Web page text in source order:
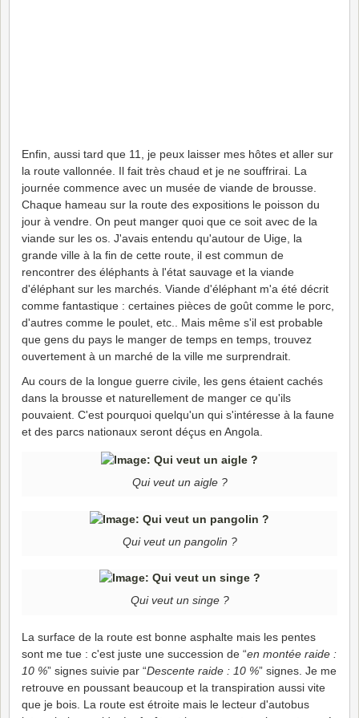
Enfin, aussi tard que 11, je peux laisser mes hôtes et aller sur
la route vallonnée. Il fait très chaud et je ne souffrirai. La
journée commence avec un musée de viande de brousse.
Chaque hameau sur la route des expositions le poisson du
jour à vendre. On peut manger quoi que ce soit avec de la
viande sur les os. J'avais entendu qu'autour de Uige, la
grande ville à la fin de cette route, il est commun de
rencontrer des éléphants à l'état sauvage et la viande
d'éléphant sur les marchés. Viande d'éléphant m'a été décrit
comme fantastique : certaines pièces de goût comme le porc,
d'autres comme le poulet, etc.. Mais même s'il est probable
que gens du pays le manger de temps en temps, trouvez
ouvertement à un marché de la ville me surprendrait.
Au cours de la longue guerre civile, les gens étaient cachés
dans la brousse et naturellement de manger ce qu'ils
pouvaient. C'est pourquoi quelqu'un qui s'intéresse à la faune
et des parcs nationaux seront déçus en Angola.
Qui veut un aigle ?
Qui veut un pangolin ?
Qui veut un singe ?
La surface de la route est bonne asphalte mais les pentes
sont me tue : c'est juste une succession de “en montée raide :
10 %” signes suivie par “Descente raide : 10 %” signes. Je me
retrouve en poussant beaucoup et la transpiration aussi vite
que je bois. La route est étroite mais le lecteur d'autobus